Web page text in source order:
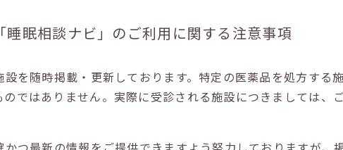
「睡眠相談ナビ」の ご利用に関する注意事項
を随時掲載・更新しております。特定の医薬品を処方する
ではありません。実際に受診される施設につきましては、